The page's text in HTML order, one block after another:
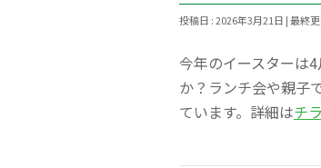
投稿日 : 2026年3月21日 最終
今年のイースターは
か？ランチ会や親子
ています。詳細はチ